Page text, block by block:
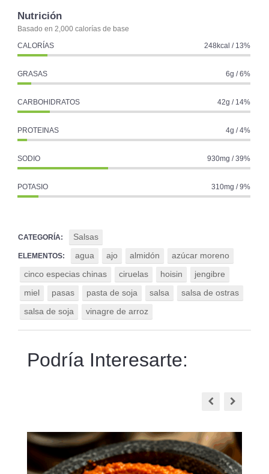
Nutrición
Basado en 2,000 calorías de base
CALORÍAS
248kcal / 13%
GRASAS 6g / 6%
CARBOHIDRATOS 42g / 14%
PROTEINAS 4g / 4%
SODIO 930mg / 39%
POTASIO 310mg / 9%
CATEGORÍA: Salsas
ELEMENTOS: agua ajo almidón
azúcar moreno
cinco especias chinas
ciruelas hoisin
jengibre
miel
pasas pasta de soja salsa
salsa de ostras
salsa de soja
vinagre de arroz
Podría Interesarte: